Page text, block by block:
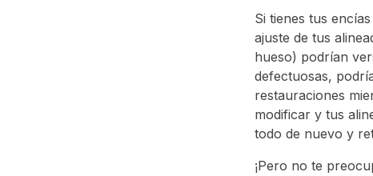
Si tienes tus
ajuste de tus
hueso) podrían
defectuosas,
restauraciones
modificar y tus
todo de nuevo y
¡Pero no te